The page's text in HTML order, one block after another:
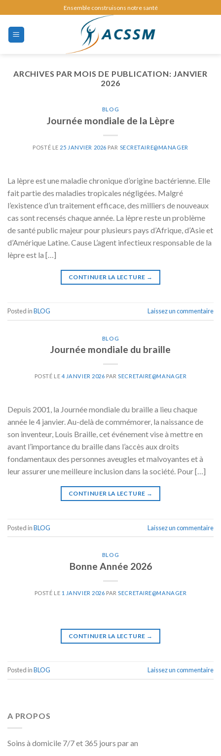
to
content
Ensemble construisons notre santé
ARCHIVES PAR MOIS DE PUBLICATION: JANVIER
2026
BLOG
Journée mondiale de la Lèpre
POSTÉ LE 25 JANVIER 2026 PAR SECRETAIRE@MANAGER
La lèpre est une maladie chronique d’origine bactérienne. Elle
fait partie des maladies tropicales négligées. Malgré
l’existence d’un traitement efficace, des milliers de nouveaux
cas sont recensés chaque année. La lèpre reste un problème
de santé public majeur pour plusieurs pays d’Afrique, d’Asie et
d’Amérique Latine. Cause L’agent infectieux responsable de la
lèpre est la […]
CONTINUER LA LECTURE →
Posted inBLOG Laissez un commentaire
BLOG
Journée mondiale du braille
POSTÉ LE 4 JANVIER 2026 PARSECRETAIRE@MANAGER
Depuis 2001, la Journée mondiale du braille a lieu chaque
année le 4 janvier. Au-delà de commémorer, la naissance de
son inventeur, Louis Braille, cet événement vise à mettre en
avant l’importance du braille dans l’accès aux droits
fondamentaux des personnes aveugles et malvoyantes et à
leur assurer une meilleure inclusion dans la société. Pour […]
CONTINUER LA LECTURE →
Posted inBLOG Laissez un commentaire
BLOG
Bonne Année 2026
POSTÉ LE 1 JANVIER 2026 PARSECRETAIRE@MANAGER
CONTINUER LA LECTURE →
Posted inBLOG Laissez un commentaire
A PROPOS
Soins à domicile 7/7 et 365 jours par an